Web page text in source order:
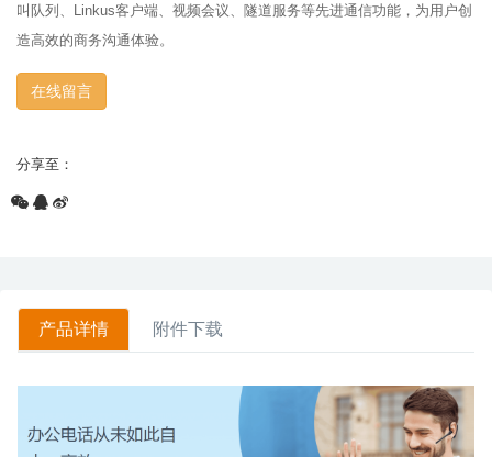
叫队列、Linkus客户端、视频会议、隧道服务等先进通信功能，为用户创
造高效的商务沟通体验。
在线留言
分享至：
产品详情 附件下载